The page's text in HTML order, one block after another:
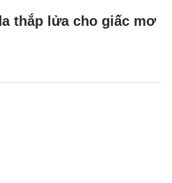
thắp lửa cho giấc mơ